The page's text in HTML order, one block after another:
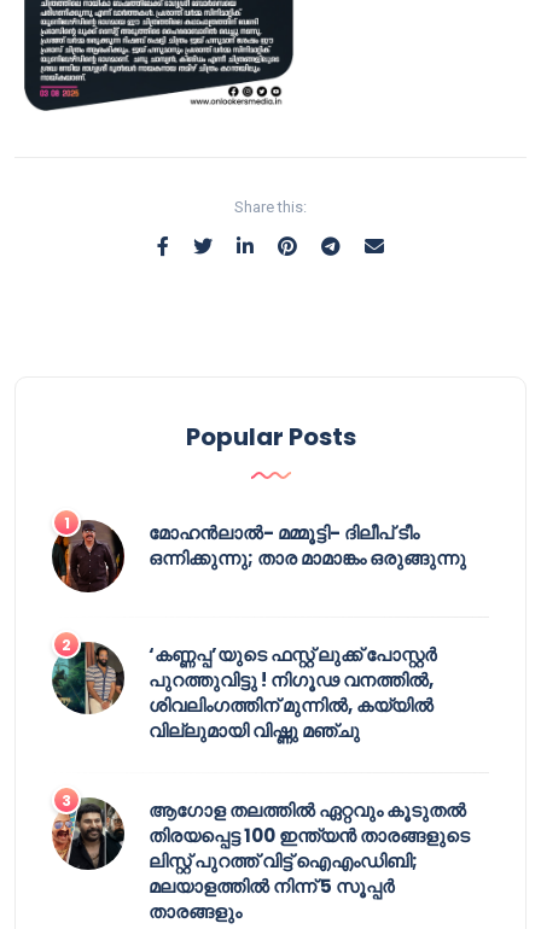
Share this:
Popular Posts
മോഹൻലാൽ- മമ്മൂട്ടി- ദിലീപ് ടീം
ഒന്നിക്കുന്നു; താര മാമാങ്കം ഒരുങ്ങുന്നു
‘കണ്ണപ്പ’യുടെ ഫസ്റ്റ് ലുക്ക് പോസ്റ്റർ
പുറത്തുവിട്ടു ! നിഗൂഢ വനത്തിൽ,
ശിവലിംഗത്തിന് മുന്നിൽ, കയ്യിൽ
വില്ലുമായി വിഷ്ണു മഞ്ചു
ആഗോള തലത്തിൽ ഏറ്റവും കൂടുതൽ
തിരയപ്പെട്ട 100 ഇന്ത്യൻ താരങ്ങളുടെ
ലിസ്റ്റ് പുറത്ത് വിട്ട് ഐഎംഡിബി;
മലയാളത്തിൽ നിന്ന് 5 സൂപ്പർ
താരങ്ങളും